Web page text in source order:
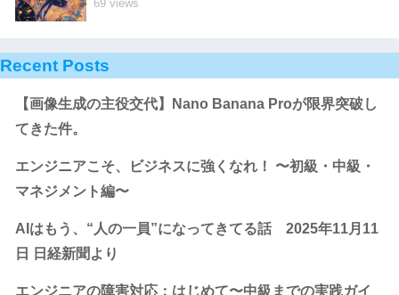
69 views
Recent Posts
【画像生成の主役交代】Nano Banana Proが限界突破し
てきた件。
エンジニアこそ、ビジネスに強くなれ！ 〜初級・中級・
マネジメント編〜
AIはもう、“人の一員”になってきてる話 2025年11月11
日 日経新聞より
エンジニアの障害対応：はじめて〜中級までの実践ガイ